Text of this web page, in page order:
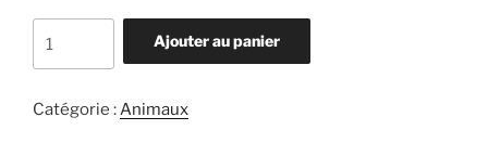
de
à
Ajouter au panier
Catégorie :Animaux